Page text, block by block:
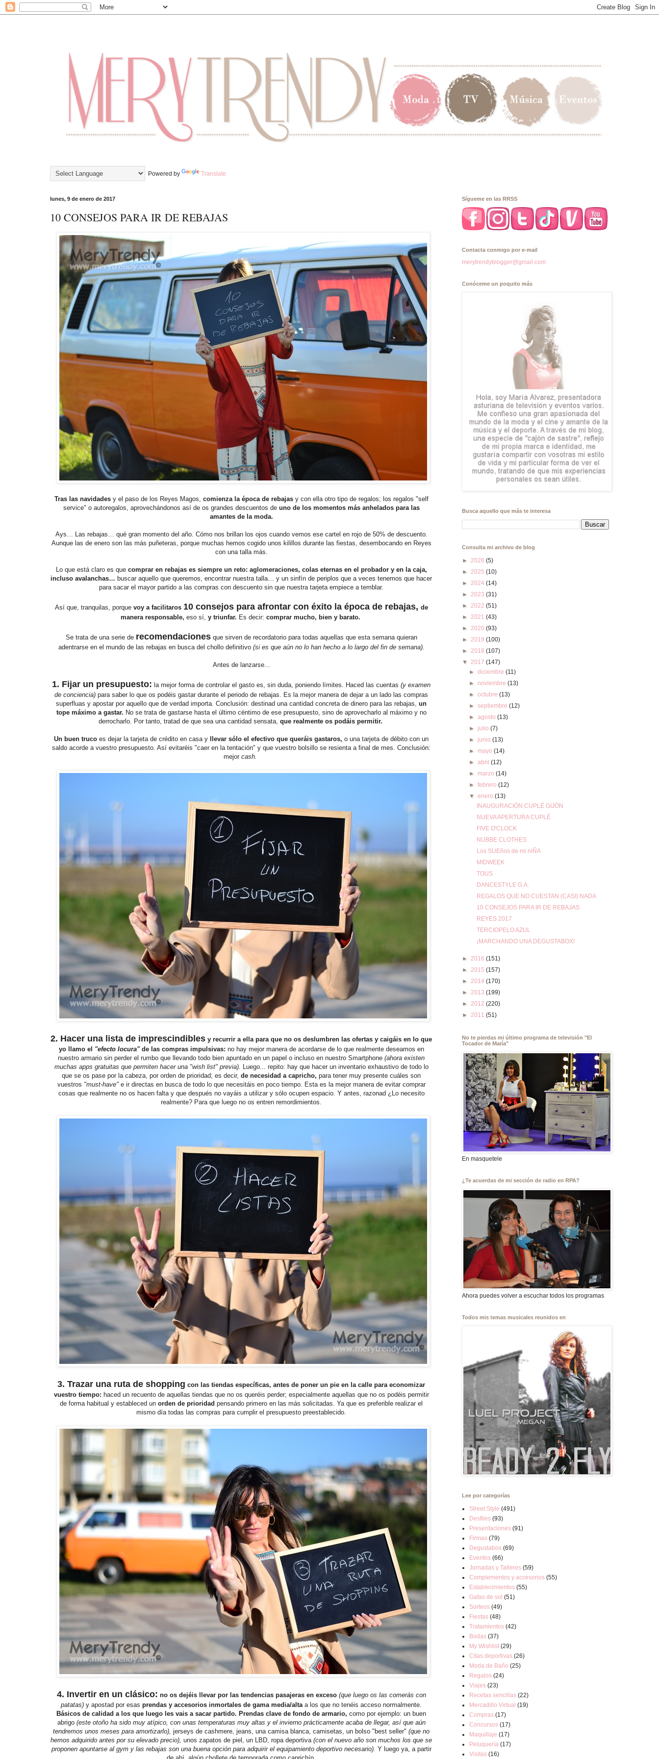
Powered by Translate
lunes, 9 de enero de 2017
10 CONSEJOS PARA IR DE REBAJAS
Tras las navidadesy el paso de los Reyes Magos, comienza la época de rebajas y con ella otro tipo de regalos; los regalos "self
service" o autoregalos, aprovechándonos así de os grandes descuentos de uno de los momentos más anhelados para las
amantes de la moda.
Ays… Las rebajas… qué gran momento del año. Cómo nos brillan los ojos cuando vemos ese cartel en rojo de 50% de descuento.
Aunque las de enero son las más puñeteras, porque muchas hemos cogido unos kilillos durante las fiestas, desembocando en Reyes
con una talla más.
Lo que está claro es que comprar en rebajas es siempre un reto: aglomeraciones, colas eternas en el probador y en la caja,
incluso avalanchas… buscar aquello que queremos, encontrar nuestra talla… y un sinfín de periplos que a veces tenemos que hacer
para sacar el mayor partido a las compras con descuento sin que nuestra tarjeta empiece a temblar.
Así que, tranquilas, porquevoy a facilitaros 10 consejos para afrontar con éxito la época de rebajas, de
manera responsable, eso sí, y triunfar. Es decir: comprar mucho, bien y barato.
Se trata de una serie de recomendacionesque sirven de recordatorio para todas aquellas que esta semana quieran
adentrarse en el mundo de las rebajas en busca del chollo definitivo (si es que aún no lo han hecho a lo largo del fin de semana).
Antes de lanzarse...
1. Fijar un presupuesto: la mejor forma de controlar el gasto es, sin duda, poniendo límites. Haced las cuentas (y examen
de conciencia) para saber lo que os podéis gastar durante el periodo de rebajas. Es la mejor manera de dejar a un lado las compras
superfluas y apostar por aquello que de verdad importa. Conclusión: destinad una cantidad concreta de dinero para las rebajas, un
tope máximo a gastar. No se trata de gastarse hasta el último céntimo de ese presupuesto, sino de aprovecharlo al máximo y no
derrocharlo. Por tanto, tratad de que sea una cantidad sensata, que realmente os podáis permitir.
Un buen truco es dejar la tarjeta de crédito en casa y llevar sólo el efectivo que queráis gastaros, o una tarjeta de débito con un
saldo acorde a vuestro presupuesto. Así evitaréis "caer en la tentación" y que vuestro bolsillo se resienta a final de mes. Conclusión:
mejor cash.
2. Hacer una lista de imprescindibles y recurrir a ella para que no os deslumbren las ofertas y caigáis en lo que
yo llamo el "efecto locura"de las compras impulsivas: no hay mejor manera de acordarse de lo que realmente deseamos en
nuestro armario sin perder el rumbo que llevando todo bien apuntado en un papel o incluso en nuestro Smartphone (ahora existen
muchas apps gratuitas que permiten hacer una "wish list" previa). Luego... repito: hay que hacer un inventario exhaustivo de todo lo
que se os pase por la cabeza, por orden de prioridad; es decir, de necesidad a capricho, para tener muy presente cuáles son
vuestros "must-have"e ir directas en busca de todo lo que necesitáis en poco tiempo. Esta es la mejor manera de evitar comprar
cosas que realmente no os hacen falta y que después no vayáis a utilizar y sólo ocupen espacio. Y antes, razonad ¿Lo necesito
realmente? Para que luego no os entren remordimientos.
3. Trazar una ruta de shopping con las tiendas específicas, antes de poner un pie en la calle para economizar
vuestro tiempo: haced un recuento de aquellas tiendas que no os queréis perder; especialmente aquellas que no os podéis permitir
de forma habitual y estableced un orden de prioridad pensando primero en las más solicitadas. Ya que es preferible realizar el
mismo día todas las compras para cumplir el presupuesto preestablecido.
4. Invertir en un clásico: no os dejéis llevar por las tendencias pasajeras en exceso(que luego os las comerás con
patatas) y apostad por esas prendas y accesorios inmortales de gama media/alta a los que no tenéis acceso normalmente.
Básicos de calidad a los que luego les vais a sacar partido. Prendas clave de fondo de armario, como por ejemplo: un buen
abrigo (este otoño ha sido muy atípico, con unas temperaturas muy altas y el invierno prácticamente acaba de llegar, así que aún
tendremos unos meses para amortizarlo), jerseys de cashmere, jeans, una camisa blanca, camisetas, un bolso "best seller" (que no
hemos adquirido antes por su elevado precio), unos zapatos de piel, un LBD, ropa deportiva (con el nuevo año son muchos los que se
proponen apuntarse al gym y las rebajas son una buena opción para adquirir el equipamiento deportivo necesario). Y luego ya, a partir
Sígueme en las RRSS
Contacta conmigo por e-mail
merytrendyblogger@gmail.com
Conóceme un poquito más
Busca aquello que más te interesa
Consulta mi archivo de blog
► 2026 (5)
► 2025 (10)
► 2024 (14)
► 2023 (31)
► 2022 (51)
► 2021 (43)
► 2020 (93)
► 2019 (100)
► 2018 (107)
▼ 2017 (147)
►diciembre(11)
► noviembre(13)
►octubre(13)
►septiembre(12)
►agosto(13)
► julio(7)
► junio(13)
► mayo(14)
►abril(12)
► marzo(14)
►febrero(12)
▼enero(13)
INAUGURACIÓN CUPLÉ GIJÓN
NUEVA APERTURA CUPLÉ
FIVE O'CLOCK
NUBBE CLOTHES
Los SUEños de mi niÑA
MIDWEEK
TOUS
DANCESTYLE G.A.
REGALOS QUE NO CUESTAN (CASI) NADA
10 CONSEJOS PARA IR DE REBAJAS
REYES 2017
TERCIOPELO AZUL
¡MARCHANDO UNA DEGUSTABOX!
► 2016 (151)
► 2015 (157)
► 2014 (170)
► 2013 (199)
► 2012 (220)
► 2011 (51)
No te pierdas mi último programa de televisión "El
Tocador de María"
En masquetele
¿Te acuerdas de mi sección de radio en RPA?
Ahora puedes volver a escuchar todos los programas
Todos mis temas musicales reunidos en
Lee por categorías
Street Style (491)
Desfiles (93)
Presentaciones (91)
Firmas (79)
Degustabox (69)
Eventos (66)
Jornadas y Talleres (59)
Complementos y accesorios (55)
Establecimientos (55)
Gafas de sol (51)
Sorteos (49)
Fiestas (48)
Tratamientos (42)
Bodas (37)
My Wishlist (29)
Citas deportivas (26)
Moda de Baño (25)
Regalos (24)
Viajes (23)
Recetas sencillas (22)
Mercadillo Virtual (19)
Compras (17)
Concursos (17)
Maquillaje (17)
Peluquería (17)
Visitas (16)